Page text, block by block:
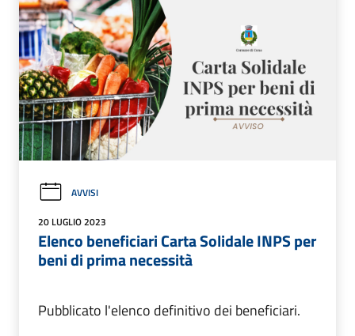
AVVISI
20 LUGLIO 2023
Elenco beneficiari Carta Solidale INPS per
beni di prima necessità
Pubblicato l'elenco definitivo dei beneficiari.